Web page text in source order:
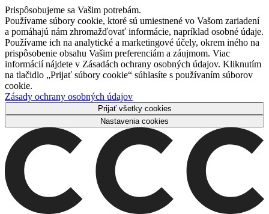
Prispôsobujeme sa Vašim potrebám.
Používame súbory cookie, ktoré sú umiestnené vo Vašom zariadení
a pomáhajú nám zhromažďovať informácie, napríklad osobné údaje.
Používame ich na analytické a marketingové účely, okrem iného na
prispôsobenie obsahu Vašim preferenciám a záujmom. Viac
informácií nájdete v Zásadách ochrany osobných údajov. Kliknutím
na tlačidlo „Prijať súbory cookie“ súhlasíte s používaním súborov
cookie.
Zásady ochrany osobných údajov
Prijať všetky cookies
Nastavenia cookies